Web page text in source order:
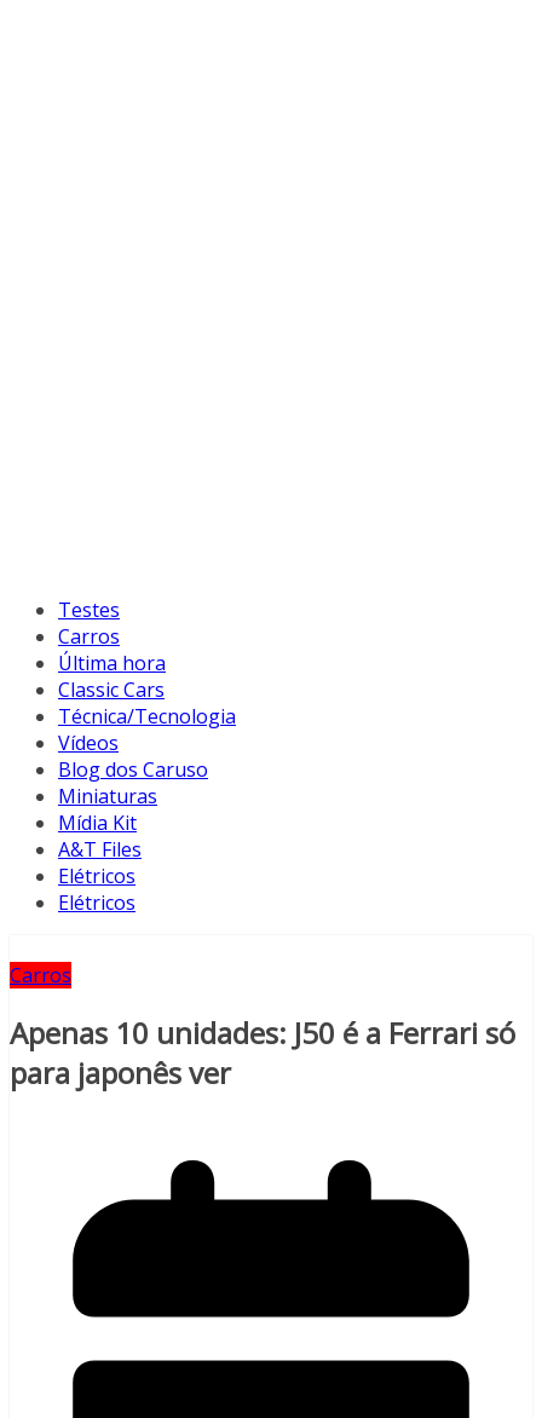
Testes
Carros
Última hora
Classic Cars
Técnica/Tecnologia
Vídeos
Blog dos Caruso
Miniaturas
Mídia Kit
A&T Files
Elétricos
Elétricos
Carros
Apenas 10 unidades: J50 é a Ferrari só
para japonês ver